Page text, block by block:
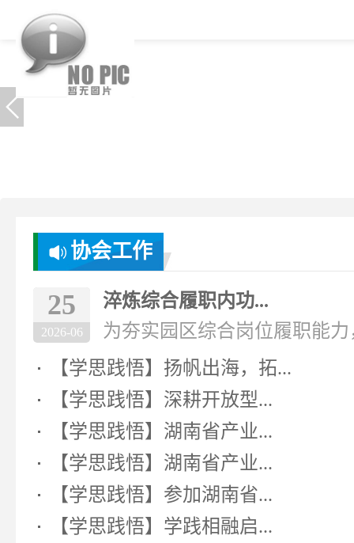
协会工作
25
2026-06
淬炼综合履职内功...
为夯实园区综合岗位履职能力
【学思践悟】扬帆出海，拓...
【学思践悟】深耕开放型...
【学思践悟】湖南省产业...
【学思践悟】湖南省产业...
【学思践悟】参加湖南省...
【学思践悟】学践相融启...